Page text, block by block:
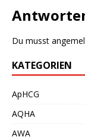
Du musst
KATEGORIEN
ApHCG
AQHA
AWA